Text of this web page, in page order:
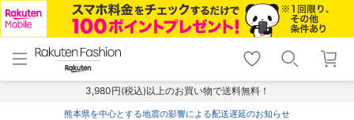
menu home
トップ
shopping_cart lock_outline
ログイン
3,980円(税込)以上のお買い物で送料無料！
熊本県を中心とする地震の影響による配送遅延のお知らせ